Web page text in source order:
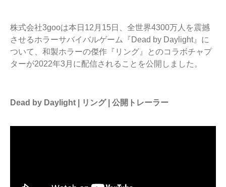
株式会社3gooは本日12月15日、全世界4300万人を震撼
させるホラーサバイバルゲーム『Dead by Daylight』に
ついて、和製ホラーの傑作『リング』とのコラボチャプ
ターが2022年3月に配信されることを公開しました。
Dead by Daylight | リング | 公開トレーラー